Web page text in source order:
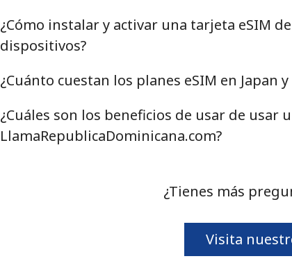
¿Cómo instalar y activar una tarjeta eSIM
dispositivos?
¿Cuánto cuestan los planes eSIM en Japan
¿Cuáles son los beneficios de usar de usar
LlamaRepublicaDominicana.com?
¿Tienes más
Visita